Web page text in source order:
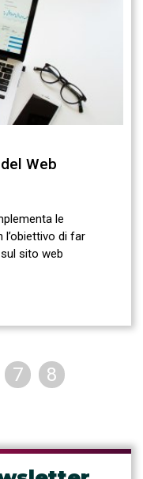
Web
le
l’obiettivo di far
sito web
7 8